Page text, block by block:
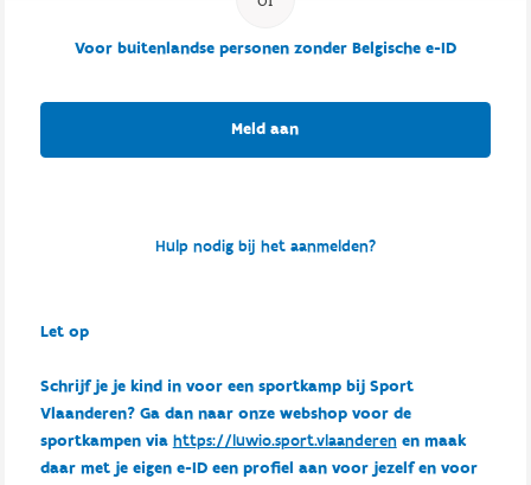
Voor buitenlandse personen zonder Belgische e-ID
Meld aan
Hulp nodig bij het aanmelden?
Let op
Schrijf je je kind in voor een sportkamp bij Sport
Vlaanderen? Ga dan naar onze webshop voor de
sportkampen via https://luwio.sport.vlaanderenen maak
daar met je eigen e-ID een profiel aan voor jezelf en voor